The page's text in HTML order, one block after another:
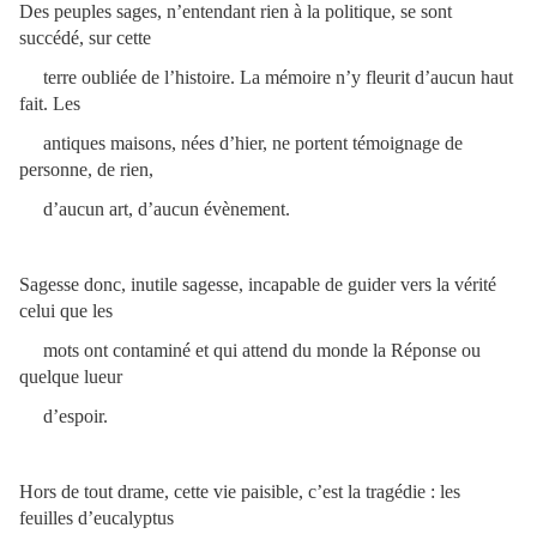
Des peuples sages, n’entendant rien à la politique, se sont
succédé, sur cette
terre oubliée de l’histoire. La mémoire n’y fleurit d’aucun haut
fait. Les
antiques maisons, nées d’hier, ne portent témoignage de
personne, de rien,
d’aucun art, d’aucun évènement.
Sagesse donc, inutile sagesse, incapable de guider vers la vérité
celui que les
mots ont contaminé et qui attend du monde la Réponse ou
quelque lueur
d’espoir.
Hors de tout drame, cette vie paisible, c’est la tragédie : les
feuilles d’eucalyptus